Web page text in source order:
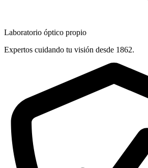
Laboratorio óptico propio
Expertos cuidando tu visión desde 1862.